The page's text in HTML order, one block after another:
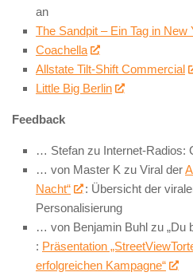
an
The Sandpit – Ein Tag in New
Coachella
Allstate Tilt-Shift Commercial
Little Big Berlin
Feedback
… Stefan zu Internet-Radios:
… von Master K zu Viral der
Nacht“
: Übersicht der
Personalisierung
… von Benjamin Buhl zu „Du
: Präsentation
erfolgreichen Kampagne“